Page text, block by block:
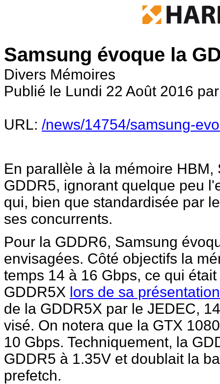
Samsung évoque la
Divers Mémoires
Publié le Lundi 22 Août 2016
URL: /news/14754/samsung-
En parallèle à la mémoire
GDDR5, ignorant quelque peu
qui, bien que standardisée par
ses concurrents.
Pour la GDDR6, Samsung
envisagées. Côté objectifs la
temps 14 à 16 Gbps, ce qui
GDDR5X lors de sa
de la GDDR5X par le JEDEC,
visé. On notera que la GTX
10 Gbps. Techniquement, la
GDDR5 à 1.35V et doublait la
prefetch.